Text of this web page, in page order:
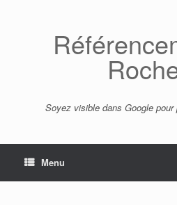
Soyez visible dans Google
Menu